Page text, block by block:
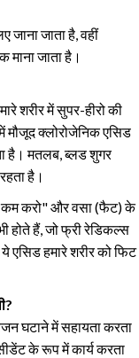
जाना जाता है, वहीं
जाता है।
शरीर में सुपर-हीरो की
मौजूद क्लोरोजेनिक एसिड
है। मतलब, ब्लड शुगर
है।
कम करो" और वसा (फैट) के
होते हैं, जो फ्री रेडिकल्स
एसिड हमारे शरीर को फिट
घटाने में सहायता करता
के रूप में कार्य करता